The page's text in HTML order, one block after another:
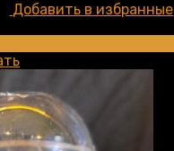
Добавить в избранные